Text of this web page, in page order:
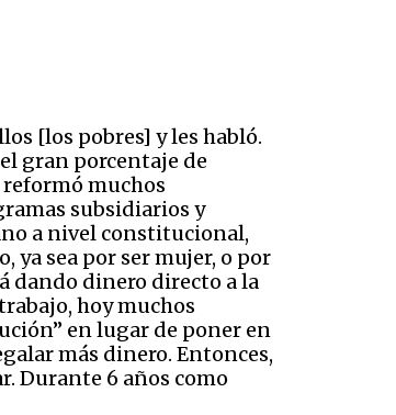
[los pobres] y les habló.
gran porcentaje de
reformó muchos
subsidiarios y
a nivel constitucional,
ya sea por ser mujer, o por
dando dinero directo a la
hoy muchos
en lugar de poner en
más dinero. Entonces,
Durante 6 años como